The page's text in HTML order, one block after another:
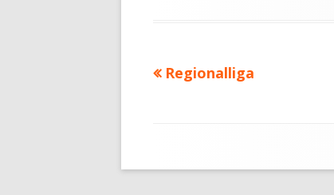
Beitragsnavigation
Vorheriger
Regionalliga
Inhalt